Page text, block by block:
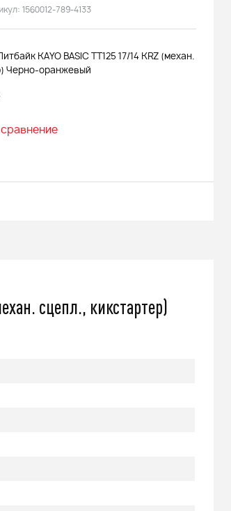
1560012-789-4133
KAYO BASIC TT125 17/14 KRZ (механ.
Черно-оранжевый
сцепл., кикстартер)